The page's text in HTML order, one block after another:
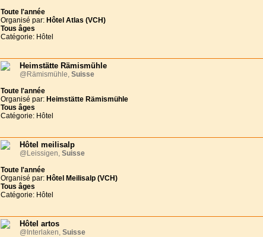
Toute l'année
Organisé par: Hôtel Atlas (VCH)
Tous âges
Catégorie: Hôtel
Heimstätte Rämismühle
@Rämismühle, Suisse
Toute l'année
Organisé par: Heimstätte Rämismühle
Tous âges
Catégorie: Hôtel
Hôtel meilisalp
@Leissigen, Suisse
Toute l'année
Organisé par: Hôtel Meilisalp (VCH)
Tous âges
Catégorie: Hôtel
Hôtel artos
@Interlaken, Suisse